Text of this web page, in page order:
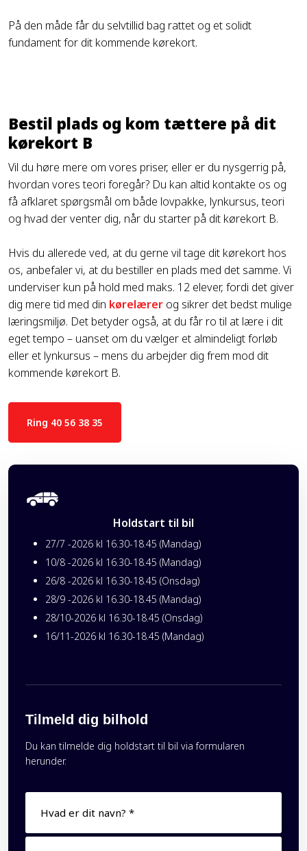
På den måde får du selvtillid bag rattet og et solidt
fundament for dit kommende kørekort.
Bestil plads og kom tættere på dit
kørekort B
Vil du høre mere om vores priser, eller er du nysgerrig på,
hvordan vores teori foregår? Du kan altid kontakte os og
få afklaret spørgsmål om både lovpakke, lynkursus, teori
og hvad der venter dig, når du starter på dit kørekort B.
Hvis du allerede ved, at du gerne vil tage dit kørekort hos
os, anbefaler vi, at du bestiller en plads med det samme. Vi
underviser kun på hold med maks. 12 elever, fordi det giver
dig mere tid med din kørelærer og sikrer det bedst mulige
læringsmiljø. Det betyder også, at du får ro til at lære i dit
eget tempo – uanset om du vælger et almindeligt forløb
eller et lynkursus – mens du arbejder dig frem mod dit
kommende kørekort B.
Ring 40 56 38 35
Holdstart til bil
27/7 -2026 kl 16.30-18.45 (Mandag)
10/8 -2026 kl 16.30-18.45 (Mandag)
26/8 -2026 kl 16.30-18.45 (Onsdag)
28/9 -2026 kl 16.30-18.45 (Mandag)
28/10-2026 kl 16.30-18.45 (Onsdag)
16/11-2026 kl 16.30-18.45 (Mandag)
Tilmeld dig bilhold​
Du kan tilmelde dig holdstart til bil via formularen
herunder​.